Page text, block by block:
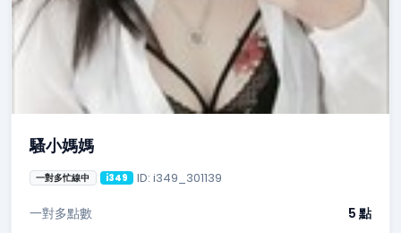
騷小媽媽
一對多忙線中 i349 ID: i349_301139
一對多點數 5 點